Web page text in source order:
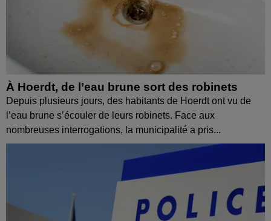
À Hoerdt, de l’eau brune sort des robinets
Depuis plusieurs jours, des habitants de Hoerdt ont vu de
l’eau brune s’écouler de leurs robinets. Face aux
nombreuses interrogations, la municipalité a pris...